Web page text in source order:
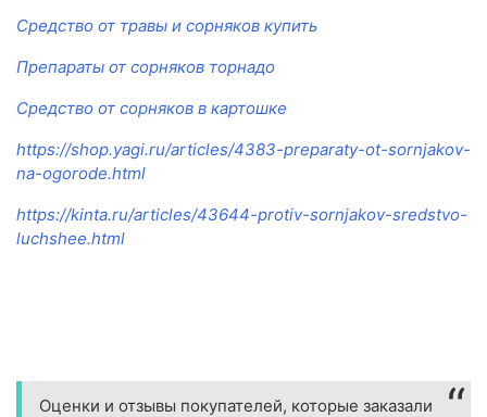
Средство от травы и сорняков купить
Препараты от сорняков торнадо
Средство от сорняков в картошке
https://shop.yagi.ru/articles/4383-preparaty-ot-sornjakov-
na-ogorode.html
https://kinta.ru/articles/43644-protiv-sornjakov-sredstvo-
luchshee.html
Оценки и отзывы покупателей, которые заказали